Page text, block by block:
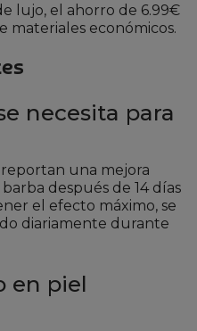
lujo, el ahorro de 6.99€
materiales económicos.
necesita para
reportan una mejora
después de 14 días
el efecto máximo, se
diariamente durante
en piel